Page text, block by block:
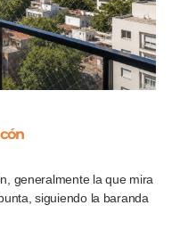
generalmente la que mira
siguiendo la baranda